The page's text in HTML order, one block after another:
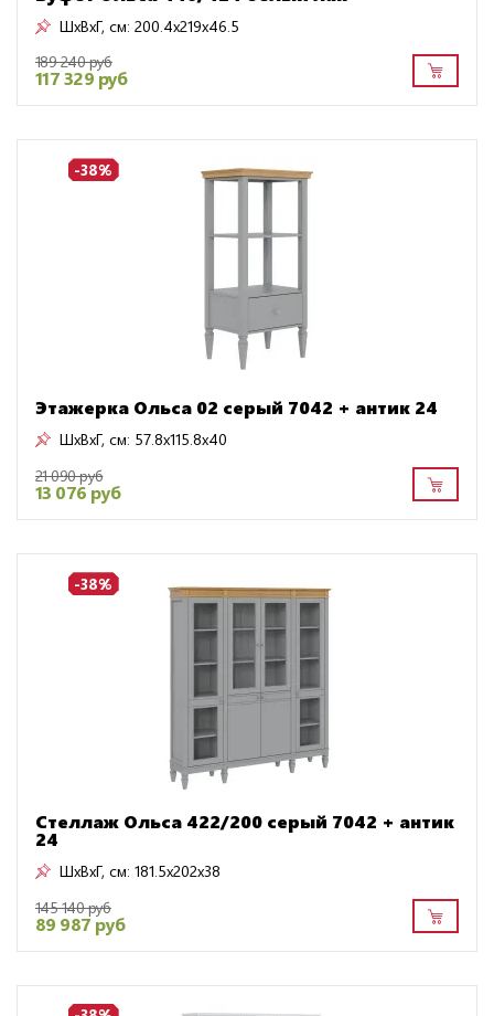
ШxВxГ, см: 200.4x219x46.5
189 240 руб
117 329 руб
-38%
Этажерка Ольса 02 серый 7042 + антик 24
ШxВxГ, см: 57.8x115.8x40
21 090 руб
13 076 руб
-38%
Стеллаж Ольса 422/200 серый 7042 + антик
24
ШxВxГ, см: 181.5x202x38
145 140 руб
89 987 руб